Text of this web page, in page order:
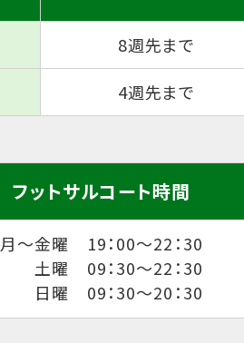
8週先まで
4週先まで
フットサルコート時間
月～金曜 19：00～22：30
土曜 09：30～22：30
日曜 09：30～20：30